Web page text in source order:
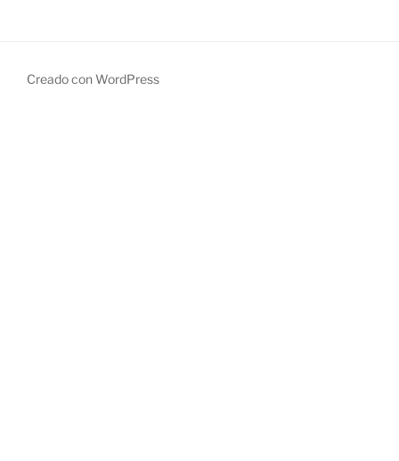
Creado con WordPress